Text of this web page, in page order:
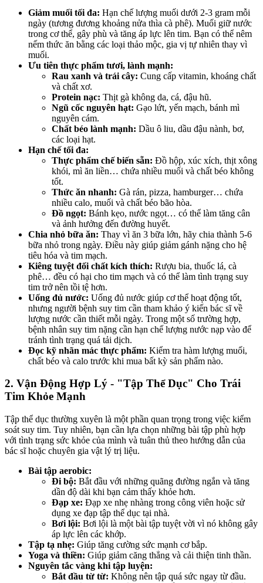
Giảm muối tối đa: Hạn chế lượng muối dưới 2-3 gram mỗi
ngày (tương đương khoảng nửa thìa cà phê). Muối giữ nước
trong cơ thể, gây phù và tăng áp lực lên tim. Bạn có thể nêm
nếm thức ăn bằng các loại thảo mộc, gia vị tự nhiên thay vì
muối.
Ưu tiên thực phẩm tươi, lành mạnh:
Rau xanh và trái cây: Cung cấp vitamin, khoáng chất
và chất xơ.
Protein nạc: Thịt gà không da, cá, đậu hũ.
Ngũ cốc nguyên hạt: Gạo lứt, yến mạch, bánh mì
nguyên cám.
Chất béo lành mạnh: Dầu ô liu, dầu đậu nành, bơ,
các loại hạt.
Hạn chế tối đa:
Thực phẩm chế biến sẵn: Đồ hộp, xúc xích, thịt xông
khói, mì ăn liền… chứa nhiều muối và chất béo không
tốt.
Thức ăn nhanh: Gà rán, pizza, hamburger… chứa
nhiều calo, muối và chất béo bão hòa.
Đồ ngọt: Bánh kẹo, nước ngọt… có thể làm tăng cân
và ảnh hưởng đến đường huyết.
Chia nhỏ bữa ăn: Thay vì ăn 3 bữa lớn, hãy chia thành 5-6
bữa nhỏ trong ngày. Điều này giúp giảm gánh nặng cho hệ
tiêu hóa và tim mạch.
Kiêng tuyệt đối chất kích thích: Rượu bia, thuốc lá, cà
phê… đều có hại cho tim mạch và có thể làm tình trạng suy
tim trở nên tồi tệ hơn.
Uống đủ nước: Uống đủ nước giúp cơ thể hoạt động tốt,
nhưng người bệnh suy tim cần tham khảo ý kiến bác sĩ về
lượng nước cần thiết mỗi ngày. Trong một số trường hợp,
bệnh nhân suy tim nặng cần hạn chế lượng nước nạp vào để
tránh tình trạng quá tải dịch.
Đọc kỹ nhãn mác thực phẩm: Kiểm tra hàm lượng muối,
chất béo và calo trước khi mua bất kỳ sản phẩm nào.
2. Vận Động Hợp Lý - "Tập Thể Dục" Cho Trái
Tim Khỏe Mạnh
Tập thể dục thường xuyên là một phần quan trọng trong việc kiểm
soát suy tim. Tuy nhiên, bạn cần lựa chọn những bài tập phù hợp
với tình trạng sức khỏe của mình và tuân thủ theo hướng dẫn của
bác sĩ hoặc chuyên gia vật lý trị liệu.
Bài tập aerobic:
Đi bộ: Bắt đầu với những quãng đường ngắn và tăng
dần độ dài khi bạn cảm thấy khỏe hơn.
Đạp xe: Đạp xe nhẹ nhàng trong công viên hoặc sử
dụng xe đạp tập thể dục tại nhà.
Bơi lội: Bơi lội là một bài tập tuyệt vời vì nó không gây
áp lực lên các khớp.
Tập tạ nhẹ: Giúp tăng cường sức mạnh cơ bắp.
Yoga và thiền: Giúp giảm căng thẳng và cải thiện tinh thần.
Nguyên tắc vàng khi tập luyện:
Bắt đầu từ từ: Không nên tập quá sức ngay từ đầu.